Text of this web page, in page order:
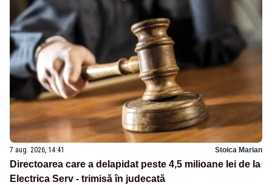
7 aug. 2026, 14:41 Stoica Marian
Directoarea care a delapidat peste 4,5 milioane lei de la
Electrica Serv - trimisă în judecată